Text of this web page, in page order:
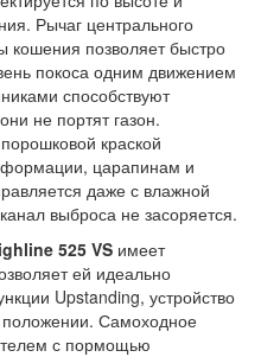
Рычаг центрального
кошения позволяет быстро
покоса одним движением
способствуют
не портят газон.
краской
царапинам и
даже с влажной
выброса не засоряется.
525 VS имеет
ей идеально
Upstanding, устройство
положении. Самоходное
с пормощью